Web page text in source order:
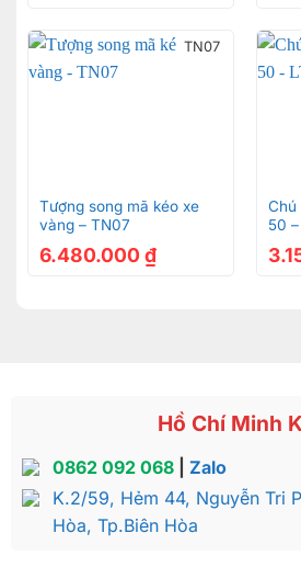
TN07
Tượng song mã kéo xe
vàng – TN07
6.480.000 ₫
Chú
50
Hồ Chí Minh
0862 092 068| Zalo
K.2/59, Hẻm 44, Nguyễn Tri
Hòa, Tp.Biên Hòa